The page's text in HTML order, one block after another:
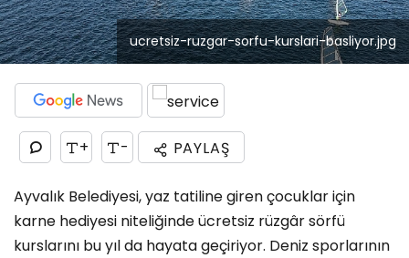
ucretsiz-ruzgar-sorfu-kurslari-basliyor.jpg
+ - PAYLAŞ
Ayvalık Belediyesi, yaz tatiline giren çocuklar için
karne hediyesi niteliğinde ücretsiz rüzgâr sörfü
kurslarını bu yıl da hayata geçiriyor. Deniz sporlarının